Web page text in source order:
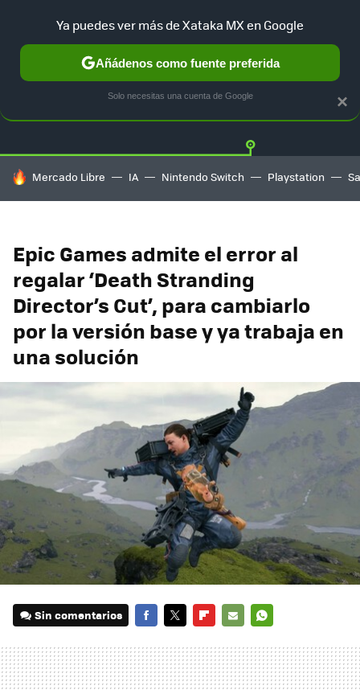
Twitter
HOY SE HABLA DE
Mercado Libre IA Nintendo Switch Playstation
Epic Games admite el error al
regalar ‘Death Stranding
Director’s Cut’, para cambiarlo
por la versión base y ya trabaja en
una solución
Sin comentarios
MAIL
×
Ya puedes ver más de Xataka MX en Google
Añádenos como fuente preferida
Solo necesitas una cuenta de Google